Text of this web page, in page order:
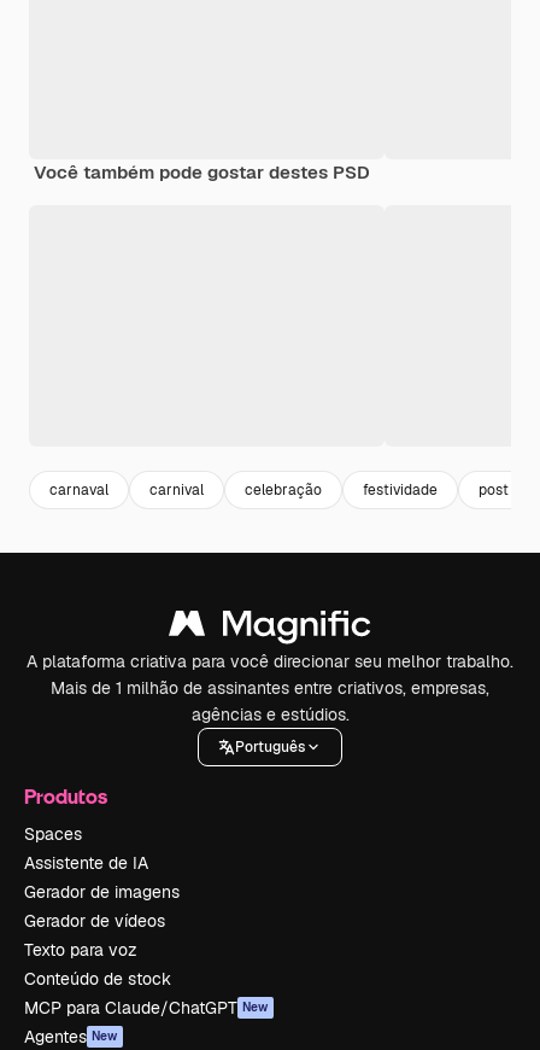
Você também pode gostar destes PSD
carnaval carnival celebração festividade post
A plataforma criativa para você direcionar seu melhor trabalho.
Mais de 1 milhão de assinantes entre criativos, empresas,
agências e estúdios.
Português
Produtos
Spaces
Assistente de IA
Gerador de imagens
Gerador de vídeos
Texto para voz
Conteúdo de stock
MCP para Claude/ChatGPT New
Agentes New